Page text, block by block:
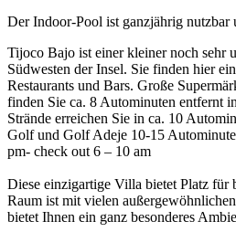
Der Indoor-Pool ist ganzjährig nutzbar
Tijoco Bajo ist einer kleiner noch sehr
Südwesten der Insel. Sie finden hier
Restaurants und Bars. Große
finden Sie ca. 8 Autominuten entfernt
Strände erreichen Sie in ca. 10
Golf und Golf Adeje 10-15
pm- check out 6 – 10 am
Diese einzigartige Villa bietet Platz für
Raum ist mit vielen
bietet Ihnen ein ganz besonderes